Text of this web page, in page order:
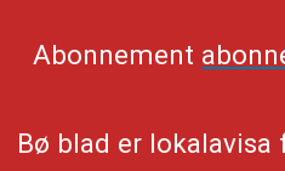
Abonnement
Bø blad er